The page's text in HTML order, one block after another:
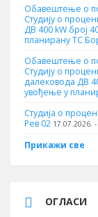
Обавештење о
Студију о
ДВ 400 kW број
планирану ТС
Обавештење о
Студију о
далековода ДВ
увођење у
Студија о
Рев 02 17.07.2026.
Прикажи све
ОГЛАСИ